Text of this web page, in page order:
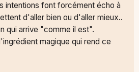
intentions font forcément écho à
d'aller bien ou d'aller mieux..
qui arrive "comme il est".
magique qui rend ce